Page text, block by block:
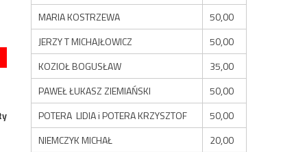
MARIA KOSTRZEWA
50,00
JERZY T MICHAJŁOWICZ
50,00
KOZIOŁ BOGUSŁAW
35,00
PAWEŁ ŁUKASZ ZIEMIAŃSKI
50,00
POTERA LIDIA i POTERA KRZYSZTOF
50,00
NIEMCZYK MICHAŁ
20,00